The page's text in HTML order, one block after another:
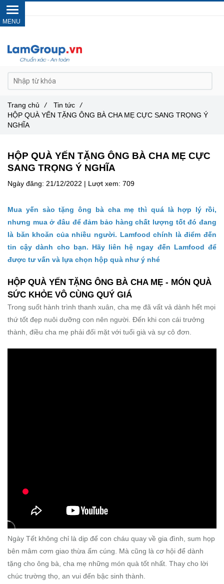
HỘP QUÀ YẾN TẶNG ÔNG BÀ CHA MẸ CỰC
SANG TRỌNG Ý NGHĨA
Ngày đăng: 21/12/2022 | Lượt xem: 709
Mua yến sào tặng ông bà cha mẹ thì quá là hợp lý rồi,
nhưng mua ở đâu để đảm bảo hàng chất lượng tốt đó đang
là băn khoăn của nhiều người. Lamfood chính là điểm đến
tin cậy dành cho bạn. Hãy liên hệ ngay đến Lamfood để
được tư vấn và lựa chọn hộp quà như ý nhé
HỘP QUÀ YẾN TẶNG ÔNG BÀ CHA MẸ - MÓN QUÀ
SỨC KHỎE VÔ CÙNG QUÝ GIÁ
Trong suốt hành trình thanh xuân, cha mẹ đã vất vả dành hết mọi
thứ tốt đẹp nuôi dưỡng con nên người. Đến khi con cái trưởng
thành, điều cha mẹ phải đối mặt với tuổi già và sự cô đơn.
Ngày Tết không chỉ là dịp để con cháu quay về gia đình, sum họp
bên mâm cơm giao thừa ấm cúng. Mà cũng là cơ hội để dành
tặng cho ông bà, cha mẹ những món quà tốt nhất. Thay cho lời
chúc trường thọ, an vui đến bậc sinh thành.
Trang chủ / Tin tức
/
HỘP QUÀ YẾN TẶNG ÔNG BÀ CHA MẸ CỰC SANG TRỌNG Ý
NGHĨA